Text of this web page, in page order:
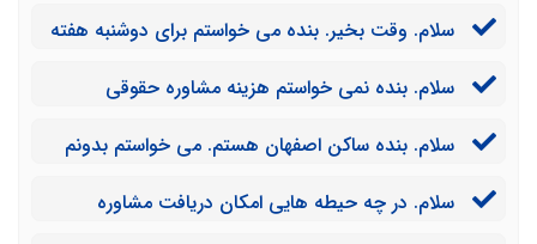
سلام. وقت بخیر. بنده می خواستم برای دوشنبه هفته
سلام. بنده نمی خواستم هزینه مشاوره حقوقی
دارد؟
سلام. بنده ساکن اصفهان هستم. می خواستم بدونم
دارد؟
سلام. در چه حیطه هایی امکان دریافت مشاوره